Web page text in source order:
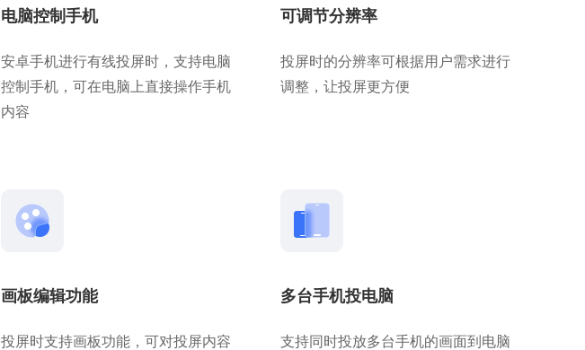
电脑控制手机
安卓手机进行有线投屏时，支持电脑
控制手机，可在电脑上直接操作手机
内容
可调节分辨率
投屏时的分辨率可根据用户需求进行
调整，让投屏更方便
画板编辑功能
投屏时支持画板功能，可对投屏内容
多台手机投电脑
支持同时投放多台手机的画面到电脑